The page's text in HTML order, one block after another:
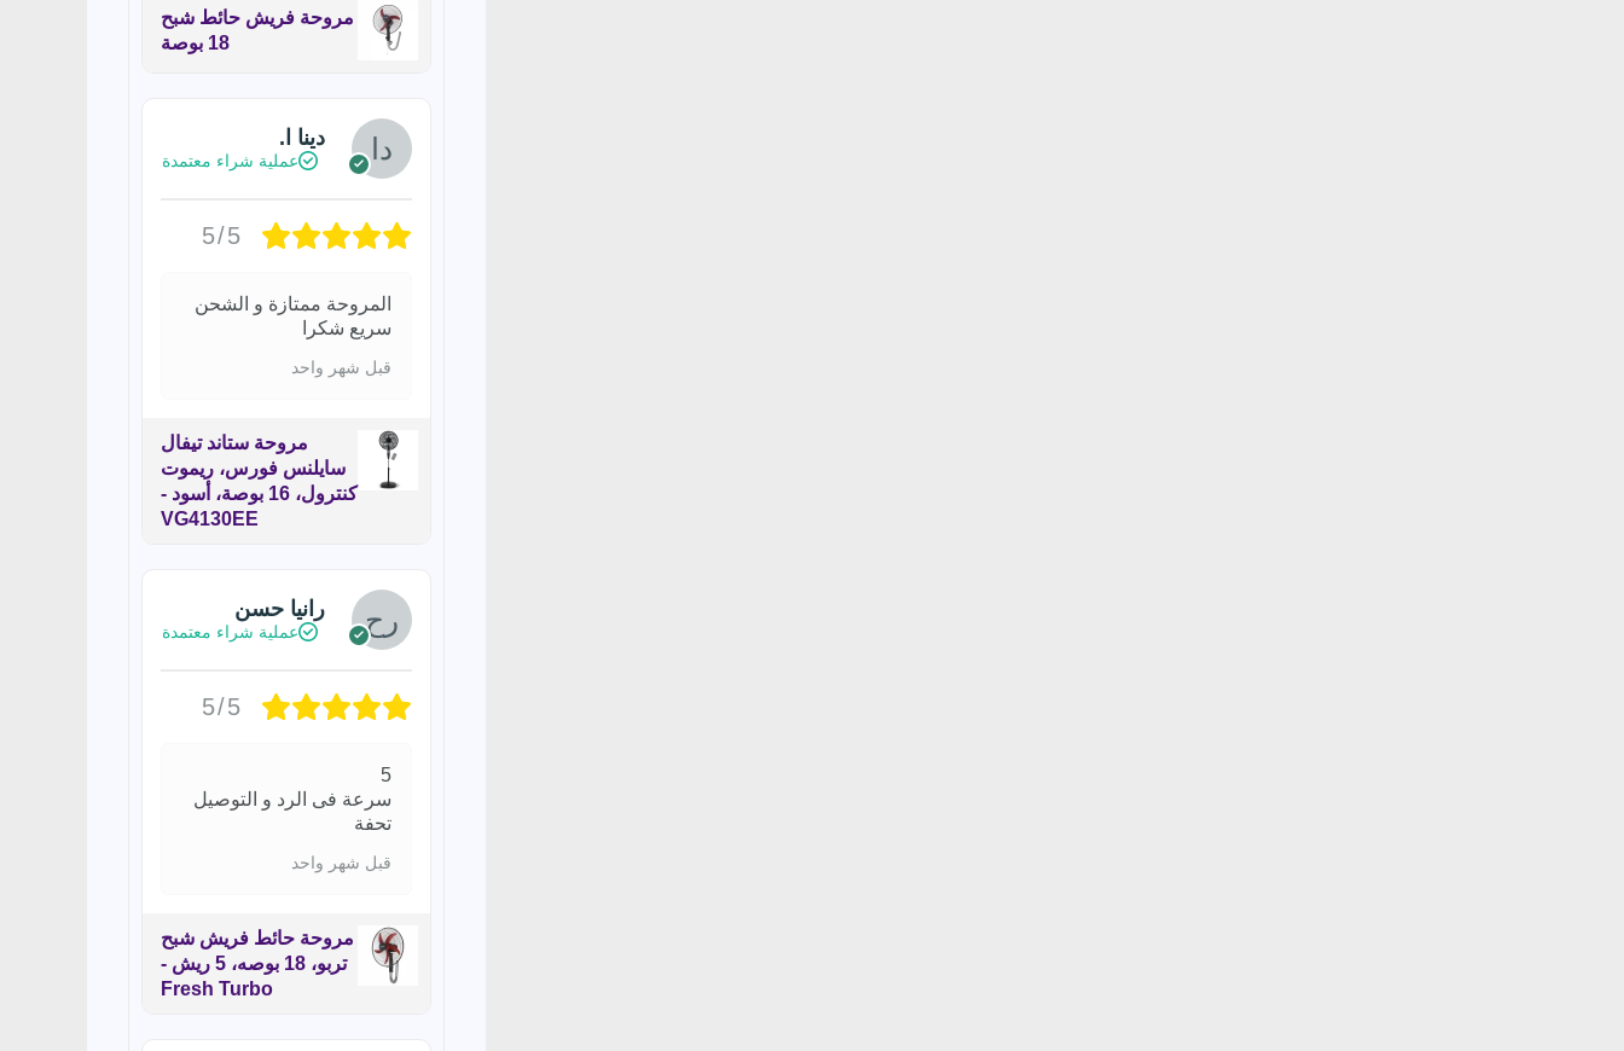
مروحة فريش حائط شبح
18 بوصة
دينا ا.
عملية شراء معتمدة
5/5
المروحة ممتازة و الشحن
سريع شكرا
قبل شهر واحد
مروحة ستاند تيفال
سايلنس فورس، ريموت
كنترول، 16 بوصة، أسود -
VG4130EE
رانيا حسن
عملية شراء معتمدة
5/5
5
سرعة فى الرد و التوصيل
تحفة
قبل شهر واحد
مروحة حائط فريش شبح
تربو، 18 بوصه، 5 ريش -
Fresh Turbo